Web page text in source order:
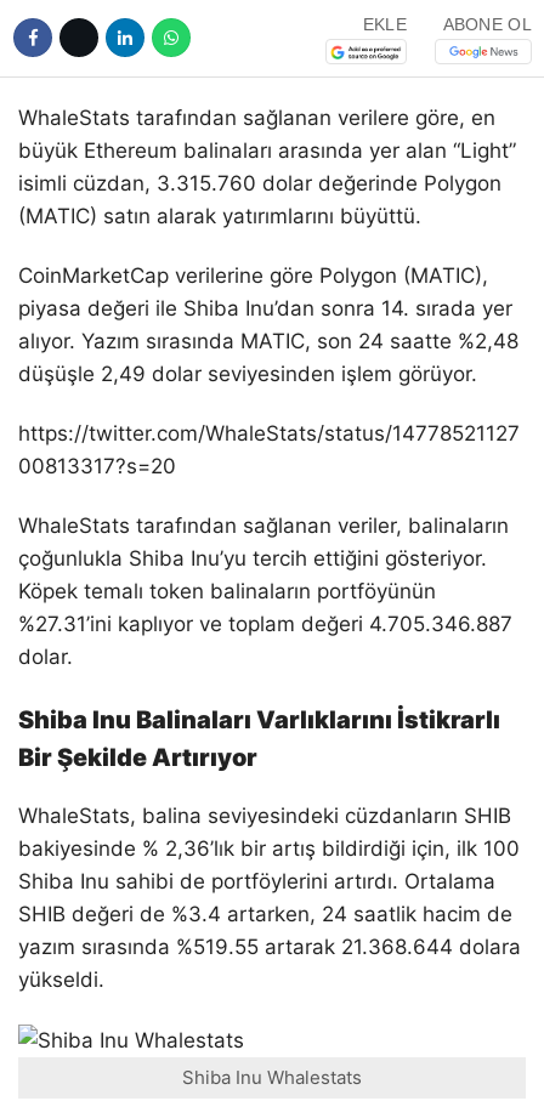
EKLE ABONE OL
WhaleStats tarafından sağlanan verilere göre, en
büyük Ethereum balinaları arasında yer alan “Light”
isimli cüzdan, 3.315.760 dolar değerinde Polygon
(MATIC) satın alarak yatırımlarını büyüttü.
CoinMarketCap verilerine göre Polygon (MATIC),
piyasa değeri ile Shiba Inu’dan sonra 14. sırada yer
alıyor. Yazım sırasında MATIC, son 24 saatte %2,48
düşüşle 2,49 dolar seviyesinden işlem görüyor.
https://twitter.com/WhaleStats/status/14778521127
00813317?s=20
WhaleStats tarafından sağlanan veriler, balinaların
çoğunlukla Shiba Inu’yu tercih ettiğini gösteriyor.
Köpek temalı token balinaların portföyünün
%27.31’ini kaplıyor ve toplam değeri 4.705.346.887
dolar.
Shiba Inu Balinaları Varlıklarını İstikrarlı
Bir Şekilde Artırıyor
WhaleStats, balina seviyesindeki cüzdanların SHIB
bakiyesinde % 2,36’lık bir artış bildirdiği için, ilk 100
Shiba Inu sahibi de portföylerini artırdı. Ortalama
SHIB değeri de %3.4 artarken, 24 saatlik hacim de
yazım sırasında %519.55 artarak 21.368.644 dolara
yükseldi.
Shiba Inu Whalestats